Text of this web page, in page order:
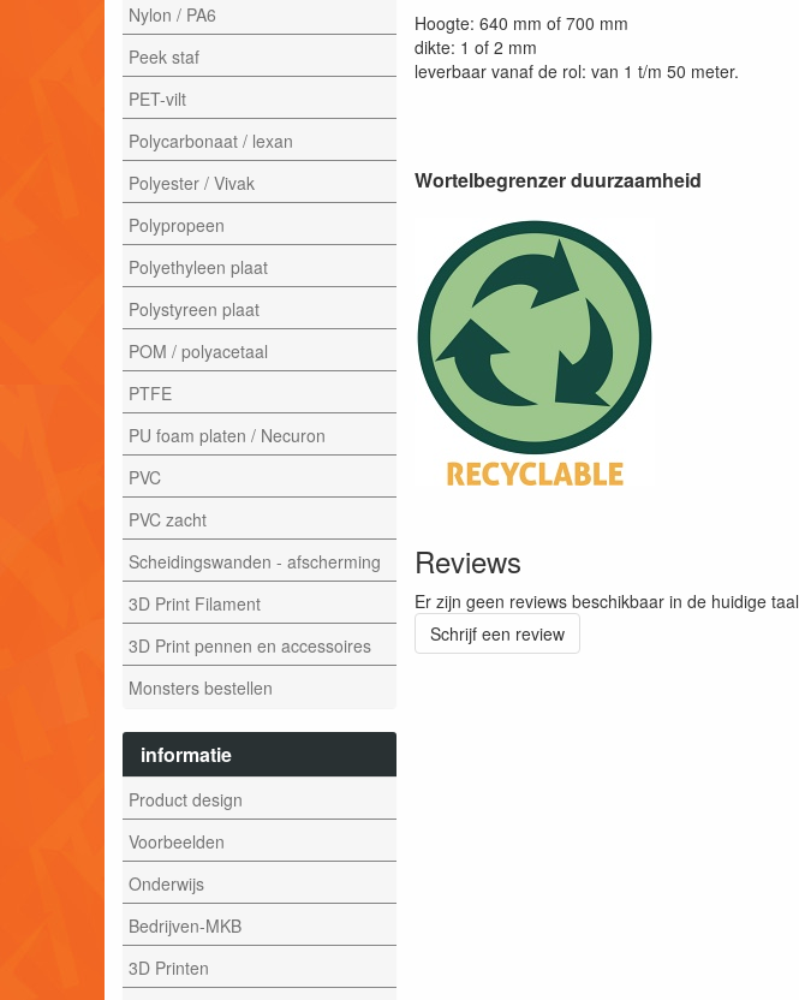
Nylon / PA6
Peek staf
PET-vilt
Polycarbonaat / lexan
Polyester / Vivak
Polypropeen
Polyethyleen plaat
Polystyreen plaat
POM / polyacetaal
PTFE
PU foam platen / Necuron
PVC
PVC zacht
Scheidingswanden - afscherming
3D Print Filament
3D Print pennen en accessoires
Monsters bestellen
informatie
Product design
Voorbeelden
Onderwijs
Bedrijven-MKB
3D Printen
Hoogte: 640 mm of 700 mm
dikte: 1 of 2 mm
leverbaar vanaf de rol: van 1 t/m 50 meter.
Wortelbegrenzer duurzaamheid
Reviews
Er zijn geen reviews beschikbaar in de huidige taal
Schrijf een review